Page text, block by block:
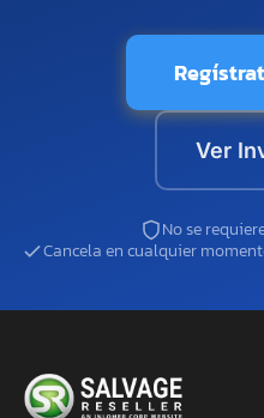
Ver
No se
Cancela en cualquier